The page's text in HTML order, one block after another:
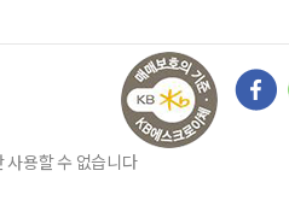
사용할 수 없습니다